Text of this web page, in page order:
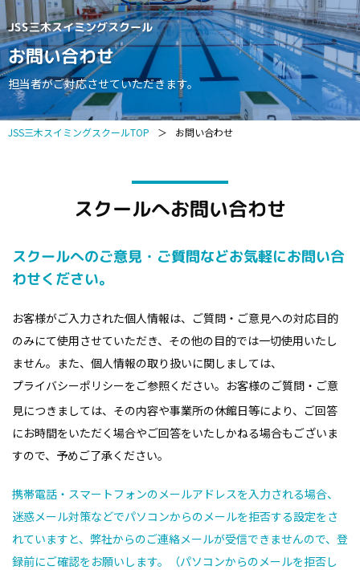
JSS三木スイミングスクール
お問い合わせ
担当者がご対応させていただきます。
JSS三木スイミングスクールTOP ＞ お問い合わせ
スクールへお問い合わせ
スクールへのご意見・ご質問などお気軽にお問い合
わせください。
お客様がご入力された個人情報は、ご質問・ご意見への対応目的
のみにて使用させていただき、その他の目的では一切使用いたし
ません。また、個人情報の取り扱いに関しましては、
プライバシーポリシーをご参照ください。お客様のご質問・ご意
見につきましては、その内容や事業所の休館日等により、ご回答
にお時間をいただく場合やご回答をいたしかねる場合もございま
すので、予めご了承ください。
携帯電話・スマートフォンのメールアドレスを入力される場合、
迷惑メール対策などでパソコンからのメールを拒否する設定をさ
れていますと、弊社からのご連絡メールが受信できませんので、登
録前にご確認をお願いします。（パソコンからのメールを拒否し